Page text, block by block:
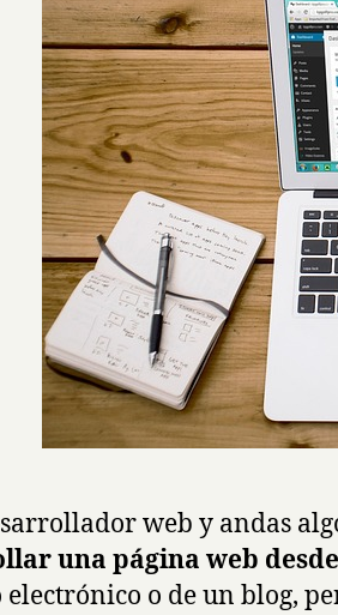
web y andas
una página web
o de un blog,